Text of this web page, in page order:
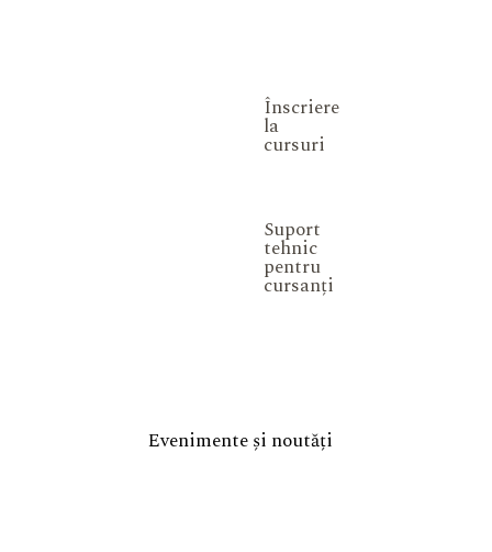
Înscriere
la
cursuri
Suport
tehnic
pentru
cursanți
Evenimente și noutăți